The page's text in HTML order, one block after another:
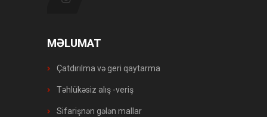
MƏLUMAT
Çatdırılma və geri qaytarma
Təhlükəsiz alış -veriş
Sifarişnən gələn mallar